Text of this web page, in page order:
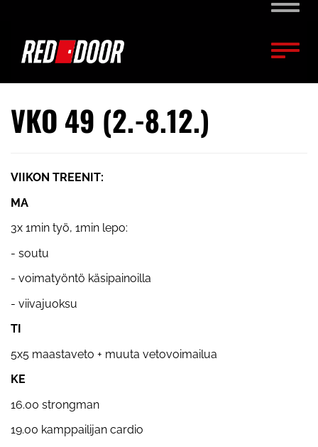
VKO 49 (2.-8.12.)
VIIKON TREENIT:
MA
3x 1min työ, 1min lepo:
- soutu
- voimatyöntö käsipainoilla
- viivajuoksu
TI
5x5 maastaveto + muuta vetovoimailua
KE
16.00 strongman
19.00 kamppailijan cardio